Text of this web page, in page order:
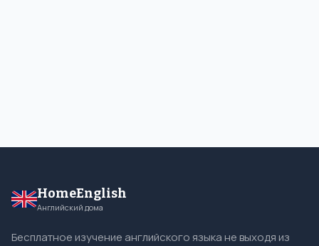
HomeEnglish
Английский дома
Бесплатное изучение английского языка не выходя из